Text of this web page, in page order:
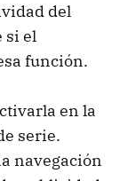
del
si el
función.
en la
serie.
navegación